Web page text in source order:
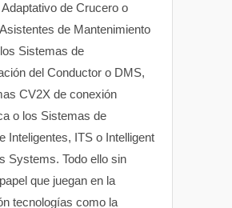
de Crucero o
de Mantenimiento
Sistemas de
del Conductor o DMS,
CV2X de conexión
o los Sistemas de
Inteligentes, ITS o Intelligent
Systems. Todo ello sin
que juegan en la
tecnologías como la